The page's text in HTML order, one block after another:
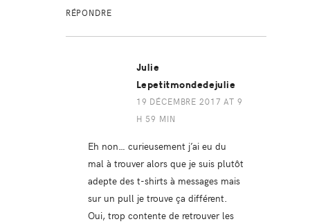
RÉPONDRE
Julie
Lepetitmondedejulie
19 DÉCEMBRE 2017 AT 9
H 59 MIN
Eh non… curieusement j’ai eu du
mal à trouver alors que je suis plutôt
adepte des t-shirts à messages mais
sur un pull je trouve ça différent.
Oui, trop contente de retrouver les